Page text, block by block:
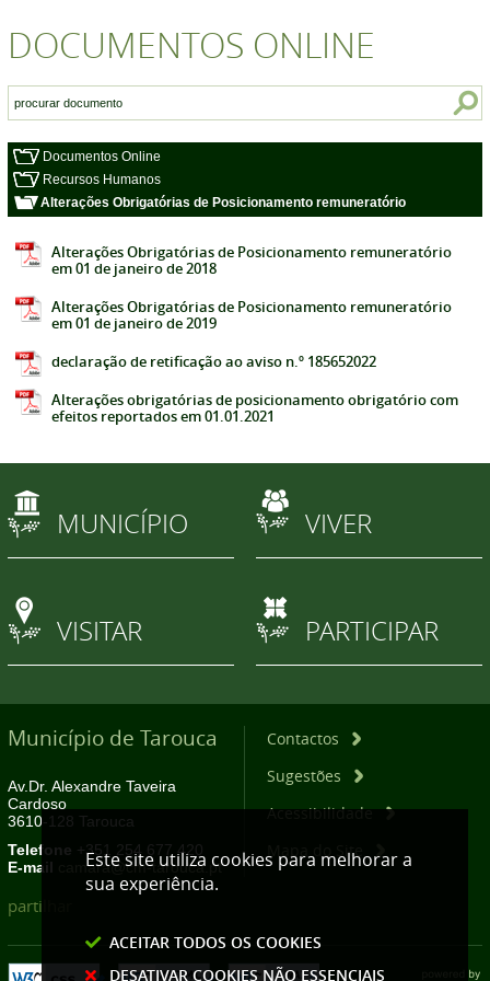
DOCUMENTOS ONLINE
Documentos Online
Recursos Humanos
Alterações Obrigatórias de Posicionamento remuneratório
Alterações Obrigatórias de Posicionamento remuneratório
em 01 de janeiro de 2018
Alterações Obrigatórias de Posicionamento remuneratório
em 01 de janeiro de 2019
declaração de retificação ao aviso n.º 185652022
Alterações obrigatórias de posicionamento obrigatório com
efeitos reportados em 01.01.2021
MUNICÍPIO VIVER
VISITAR PARTICIPAR
Município de Tarouca
Av.Dr. Alexandre Taveira
Cardoso
3610-128 Tarouca
Telefone +351 254 677 420
E-mail
camara@cm-tarouca.pt
Contactos
Sugestões
Acessibilidade
Mapa do Site
partilhar
Este site utiliza cookies para melhorar a
sua experiência.
ACEITAR TODOS OS COOKIES
DESATIVAR COOKIES NÃO ESSENCIAIS